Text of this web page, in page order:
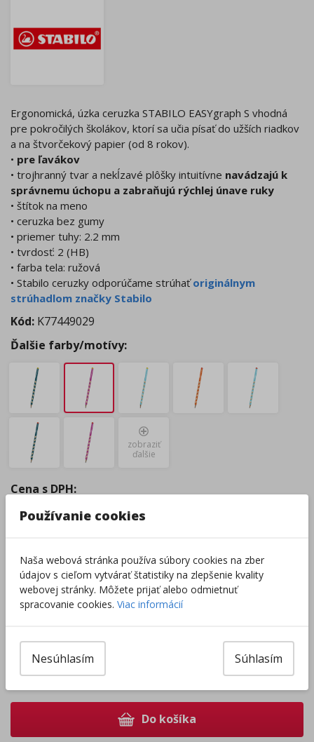
Ergonomická, úzka ceruzka STABILO EASYgraph S vhodná
pre pokročilých školákov, ktorí sa učia písať do užších riadkov
a na štvorčekový papier (od 8 rokov).
• pre ľavákov
• trojhranný tvar a nekĺzavé plôšky intuitívne navádzajú k
správnemu úchopu a zabraňujú rýchlej únave ruky
• štítok na meno
• ceruzka bez gumy
• priemer tuhy: 2.2 mm
• tvrdosť: 2 (HB)
• farba tela: ružová
• Stabilo ceruzky odporúčame strúhaťoriginálnym
strúhadlom značky Stabilo
Kód: K77449029
Ďalšie farby/motívy:
zobraziť
ďalšie
Cena s DPH:
1,79€
10.08 - kuriérom na adresu (4,44€
07.08 - osobný odber Prievidza (0,00€
10.08 - Packeta box a odberné miesta ( 2,54
)
10.08 - osobný odber v predajni (1,98€)
Centrálny sklad:101 ks
– +
Do košíka
Používanie cookies
Naša webová stránka používa súbory cookies na zber
údajov s cieľom vytvárať štatistiky na zlepšenie kvality
webovej stránky. Môžete prijať alebo odmietnuť
spracovanie cookies. Viac informácií
Súhlasím
Nesúhlasím